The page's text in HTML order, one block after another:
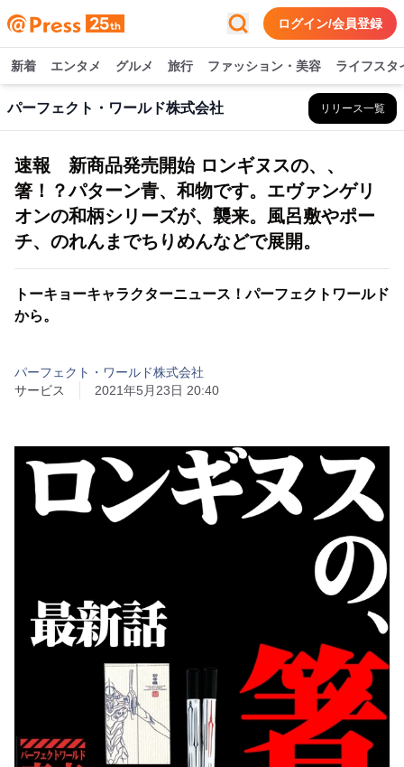
ログイン/会員登録
新着 エンタメ グルメ 旅行 ファッション・美容 ライフスタ
パーフェクト・ワールド株式会社 リリース一覧
速報 新商品発売開始 ロンギヌスの、、
箸！？パターン青、和物です。エヴァンゲリ
オンの和柄シリーズが、襲来。風呂敷やポー
チ、のれんまでちりめんなどで展開。
トーキョーキャラクターニュース！パーフェクトワールド
から。
パーフェクト・ワールド株式会社
サービス
2021年5月23日 20:40